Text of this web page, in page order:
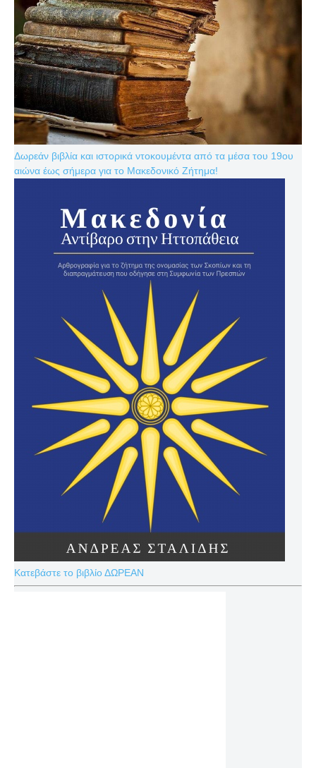
Δωρεάν βιβλία και ιστορικά ντοκουμέντα από τα μέσα του 19ου
αιώνα έως σήμερα για το Μακεδονικό Ζήτημα!
Κατεβάστε το βιβλίο ΔΩΡΕΑΝ